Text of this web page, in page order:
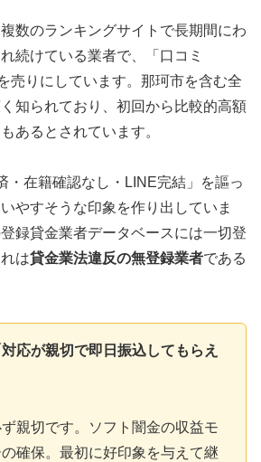
数のランキングサイトで長期間にわ
続けている業者で、「口コミ
売りにしています。那珂市を含む全
知られており、初回から比較的高額
あるとされています。
・在籍確認なし・LINE完結」を謳っ
やすそうな印象を作り出していま
録貸金業者データベースには一切登
は貸金業法違反の無登録業者である
対応が親切で即日振込してもらえ
親切です。ソフト闇金の収益モ
確保。最初に好印象を与えて継